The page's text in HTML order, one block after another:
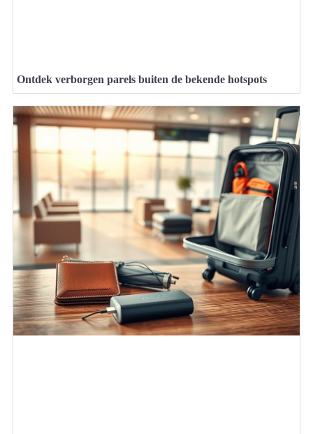
Ontdek verborgen parels buiten de bekende hotspots